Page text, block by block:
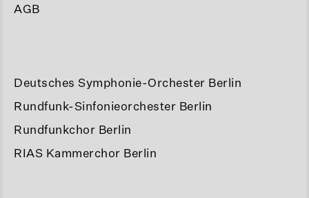
AGB
Deutsches Symphonie-Orchester Berlin
Rundfunk-Sinfonieorchester Berlin
Rundfunkchor Berlin
RIAS Kammerchor Berlin